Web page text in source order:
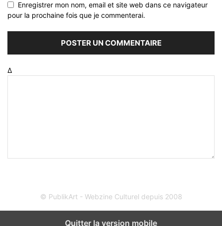
Enregistrer mon nom, email et site web dans ce navigateur
pour la prochaine fois que je commenterai.
Δ
© PublikArt - Webzine Culturel depuis 2008
Quitter la version mobile